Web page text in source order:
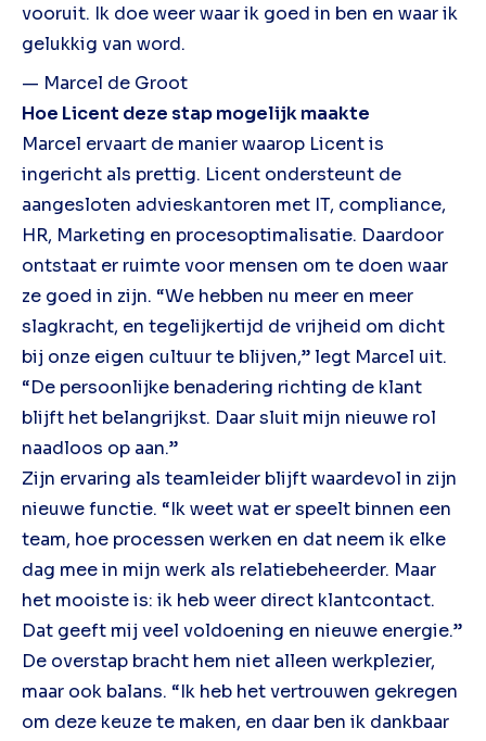
vooruit. Ik doe weer waar ik goed in ben en waar ik
gelukkig van word.
— Marcel de Groot
Hoe Licent deze stap mogelijk maakte
Marcel ervaart de manier waarop Licent is
ingericht als prettig. Licent ondersteunt de
aangesloten advieskantoren met IT, compliance,
HR, Marketing en procesoptimalisatie. Daardoor
ontstaat er ruimte voor mensen om te doen waar
ze goed in zijn. “We hebben nu meer en meer
slagkracht, en tegelijkertijd de vrijheid om dicht
bij onze eigen cultuur te blijven,” legt Marcel uit.
“De persoonlijke benadering richting de klant
blijft het belangrijkst. Daar sluit mijn nieuwe rol
naadloos op aan.”
Zijn ervaring als teamleider blijft waardevol in zijn
nieuwe functie. “Ik weet wat er speelt binnen een
team, hoe processen werken en dat neem ik elke
dag mee in mijn werk als relatiebeheerder. Maar
het mooiste is: ik heb weer direct klantcontact.
Dat geeft mij veel voldoening en nieuwe energie.”
De overstap bracht hem niet alleen werkplezier,
maar ook balans. “Ik heb het vertrouwen gekregen
om deze keuze te maken, en daar ben ik dankbaar